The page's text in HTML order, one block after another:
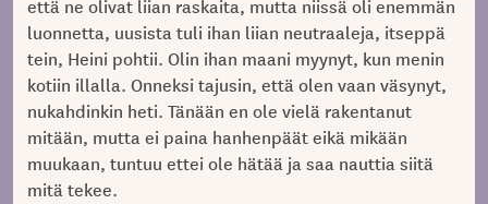
että ne olivat liian raskaita, mutta niissä oli enemmän
luonnetta, uusista tuli ihan liian neutraaleja, itseppä
tein, Heini pohtii. Olin ihan maani myynyt, kun menin
kotiin illalla. Onneksi tajusin, että olen vaan väsynyt,
nukahdinkin heti. Tänään en ole vielä rakentanut
mitään, mutta ei paina hanhenpäät eikä mikään
muukaan, tuntuu ettei ole hätää ja saa nauttia siitä
mitä tekee.